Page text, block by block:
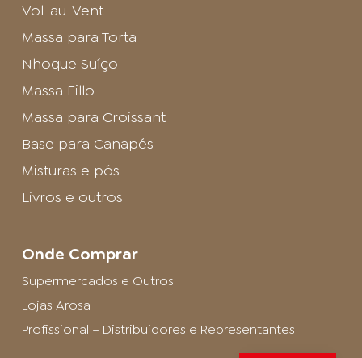
Vol-au-Vent
Massa para Torta
Nhoque Suíço
Massa Fillo
Massa para Croissant
Base para Canapés
Misturas e pós
Livros e outros
Onde Comprar
Supermercados e Outros
Lojas Arosa
Profissional – Distribuidores e Representantes